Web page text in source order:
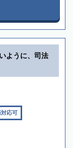
ように、司法
応可